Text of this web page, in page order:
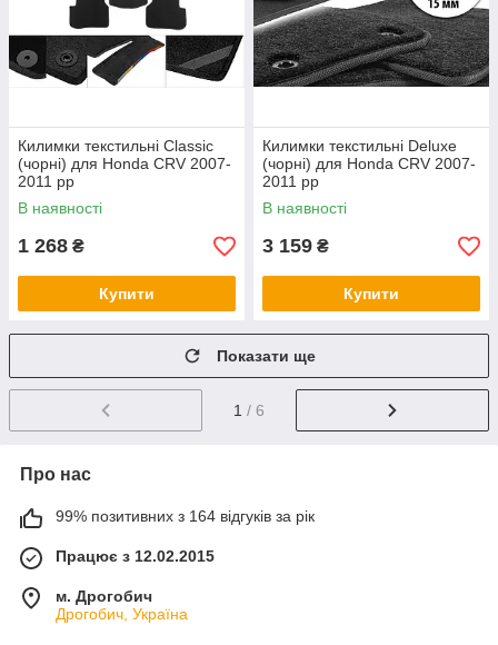
Килимки текстильні Classic
(чорні) для Honda CRV 2007-
2011 рр
В наявності
1 268 ₴
Купити
Килимки текстильні Deluxe
(чорні) для Honda CRV 2007-
2011 рр
В наявності
3 159 ₴
Купити
Показати ще
1 / 6
Про нас
99% позитивних з 164 відгуків за рік
Працює з 12.02.2015
м. Дрогобич
Дрогобич, Україна